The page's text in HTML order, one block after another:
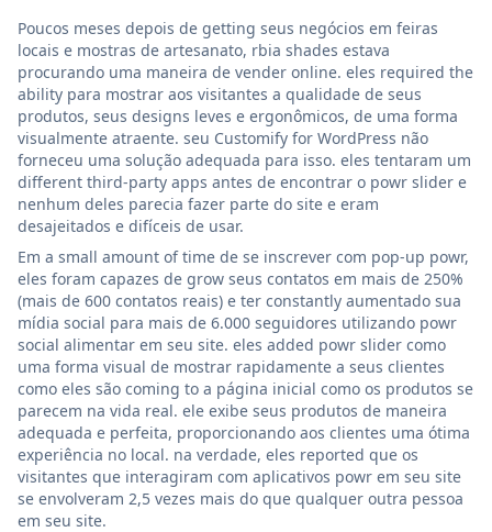
Poucos meses depois de getting seus negócios em feiras
locais e mostras de artesanato, rbia shades estava
procurando uma maneira de vender online. eles required the
ability para mostrar aos visitantes a qualidade de seus
produtos, seus designs leves e ergonômicos, de uma forma
visualmente atraente. seu Customify for WordPress não
forneceu uma solução adequada para isso. eles tentaram um
different third-party apps antes de encontrar o powr slider e
nenhum deles parecia fazer parte do site e eram
desajeitados e difíceis de usar.
Em a small amount of time de se inscrever com pop-up powr,
eles foram capazes de grow seus contatos em mais de 250%
(mais de 600 contatos reais) e ter constantly aumentado sua
mídia social para mais de 6.000 seguidores utilizando powr
social alimentar em seu site. eles added powr slider como
uma forma visual de mostrar rapidamente a seus clientes
como eles são coming to a página inicial como os produtos se
parecem na vida real. ele exibe seus produtos de maneira
adequada e perfeita, proporcionando aos clientes uma ótima
experiência no local. na verdade, eles reported que os
visitantes que interagiram com aplicativos powr em seu site
se envolveram 2,5 vezes mais do que qualquer outra pessoa
em seu site.